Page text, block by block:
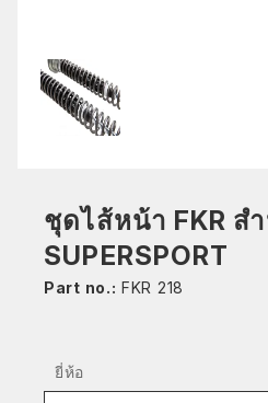
ชุดไส้หน้า FKR
SUPERSPORT
Part no.: FKR 218
ยี่ห้อ